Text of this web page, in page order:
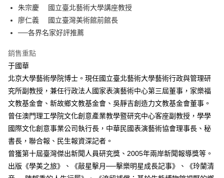
朱宗慶 國立臺北藝術大學講座教授
廖仁義 國立臺灣美術館前館長
──各界名家好評推薦
銷售重點
于國華
北京大學藝術學院博士。現任國立臺北藝術大學藝術行政與管理研
究所副教授，兼任行政法人國家表演藝術中心第三屆董事，家樂福
文教基金會、新故鄉文教基金會、吳靜吉創造力文教基金會董事。
曾任澳門理工學院文化創意產業教學暨研究中心客座副教授，學學
國際文化創意事業公司執行長，中華民國表演藝術協會理事長、秘
書長，聯合報、民生報資深記者。
曾獲第十屆臺灣傑出新聞人員研究獎、2005年兩岸新聞報導獎等。
出版《學美之旅》、《敲星擊月──擊樂明星成長記事》、《玲蘭清